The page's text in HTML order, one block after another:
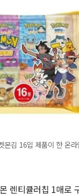
몬김 16입 제품이 한 온
렌티큘러칩 1매로